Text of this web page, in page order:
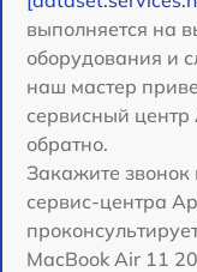
выполняется на
оборудования и
наш мастер
сервисный центр
обратно.
Закажите звонок
сервис-центра
MacBook Air 11